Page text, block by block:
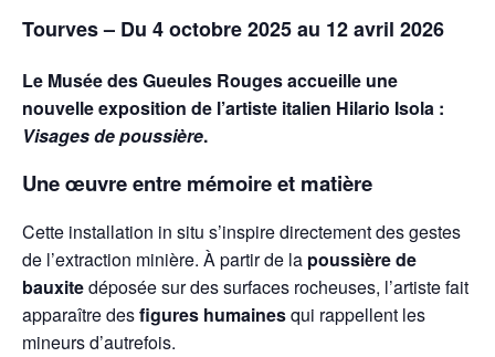
Tourves – Du 4 octobre 2025 au 12 avril 2026
Le Musée des Gueules Rouges accueille une
nouvelle exposition de l’artiste italien Hilario Isola :
Visages de poussière.
Une œuvre entre mémoire et matière
Cette installation in situ s’inspire directement des gestes
de l’extraction minière. À partir de la poussière de
bauxitedéposée sur des surfaces rocheuses, l’artiste fait
apparaître desfigures humainesqui rappellent les
mineurs d’autrefois.